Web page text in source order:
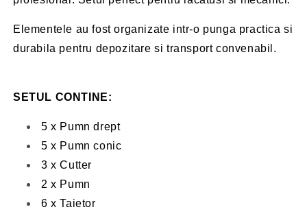
Elementele au fost organizate intr-o punga practica si
durabila pentru depozitare si transport convenabil.
SETUL CONTINE:
5 x Pumn drept
5 x Pumn conic
3 x Cutter
2 x Pumn
6 x Taietor